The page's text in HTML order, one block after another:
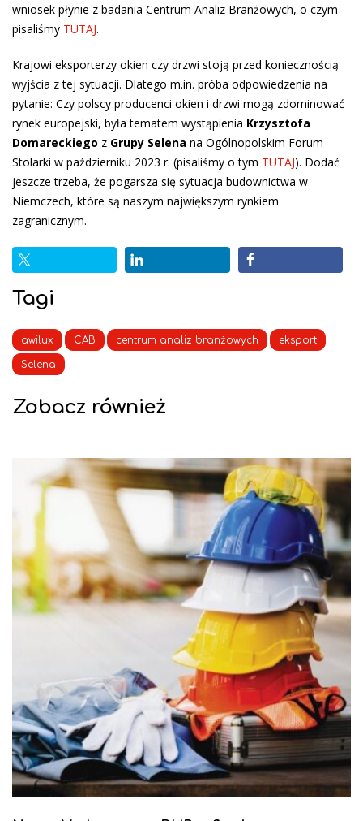
wniosek płynie z badania Centrum Analiz Branżowych, o czym
pisaliśmy TUTAJ.
Krajowi eksporterzy okien czy drzwi stoją przed koniecznością
wyjścia z tej sytuacji. Dlatego m.in. próba odpowiedzenia na
pytanie: Czy polscy producenci okien i drzwi mogą zdominować
rynek europejski, była tematem wystąpienia Krzysztofa
Domareckiego z Grupy Selena na Ogólnopolskim Forum
Stolarki w październiku 2023 r. (pisaliśmy o tym TUTAJ). Dodać
jeszcze trzeba, że pogarsza się sytuacja budownictwa w
Niemczech, które są naszym największym rynkiem
zagranicznym.
Tagi
awilux CAB centrum analiz branżowych eksport
Selena
Zobacz również